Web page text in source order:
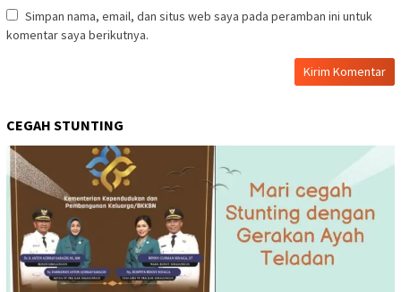
Simpan nama, email, dan situs web saya pada peramban ini untuk
komentar saya berikutnya.
CEGAH STUNTING